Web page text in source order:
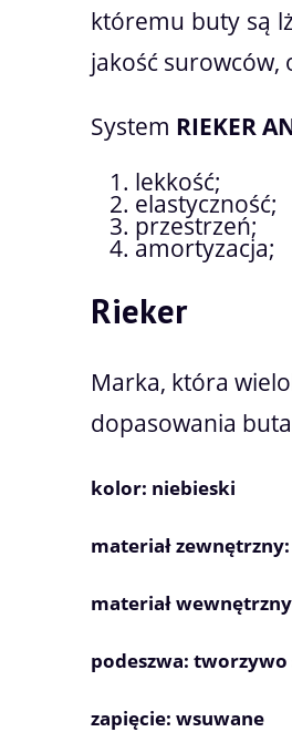
któremu buty są
jakość surowców,
System RIEKER
lekkość;
elastyczność;
przestrzeń;
amortyzacja;
Rieker
Marka, która
dopasowania
kolor: niebieski
materiał
materiał
podeszwa: tworzywo
zapięcie: wsuwane